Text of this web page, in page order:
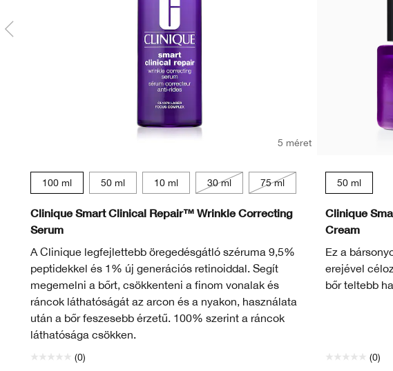
5 méret
100 ml 50 ml 10 ml 30 ml 75 ml
Clinique Smart Clinical Repair™ Wrinkle Correcting
Serum
A Clinique legfejlettebb öregedésgátló széruma 9,5%
peptidekkel és 1% új generációs retinoiddal. Segít
megemelni a bőrt, csökkenteni a finom vonalak és
ráncok láthatóságát az arcon és a nyakon, használata
után a bőr feszesebb érzetű. 100% szerint a ráncok
láthatósága csökken.
(0)
50 ml
Clinique
Cream
Ez a
erejével
bőr teltebb
(0)